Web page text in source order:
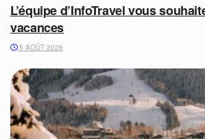
L’équipe d’InfoTravel vous
vacances
5 AOÛT 2026